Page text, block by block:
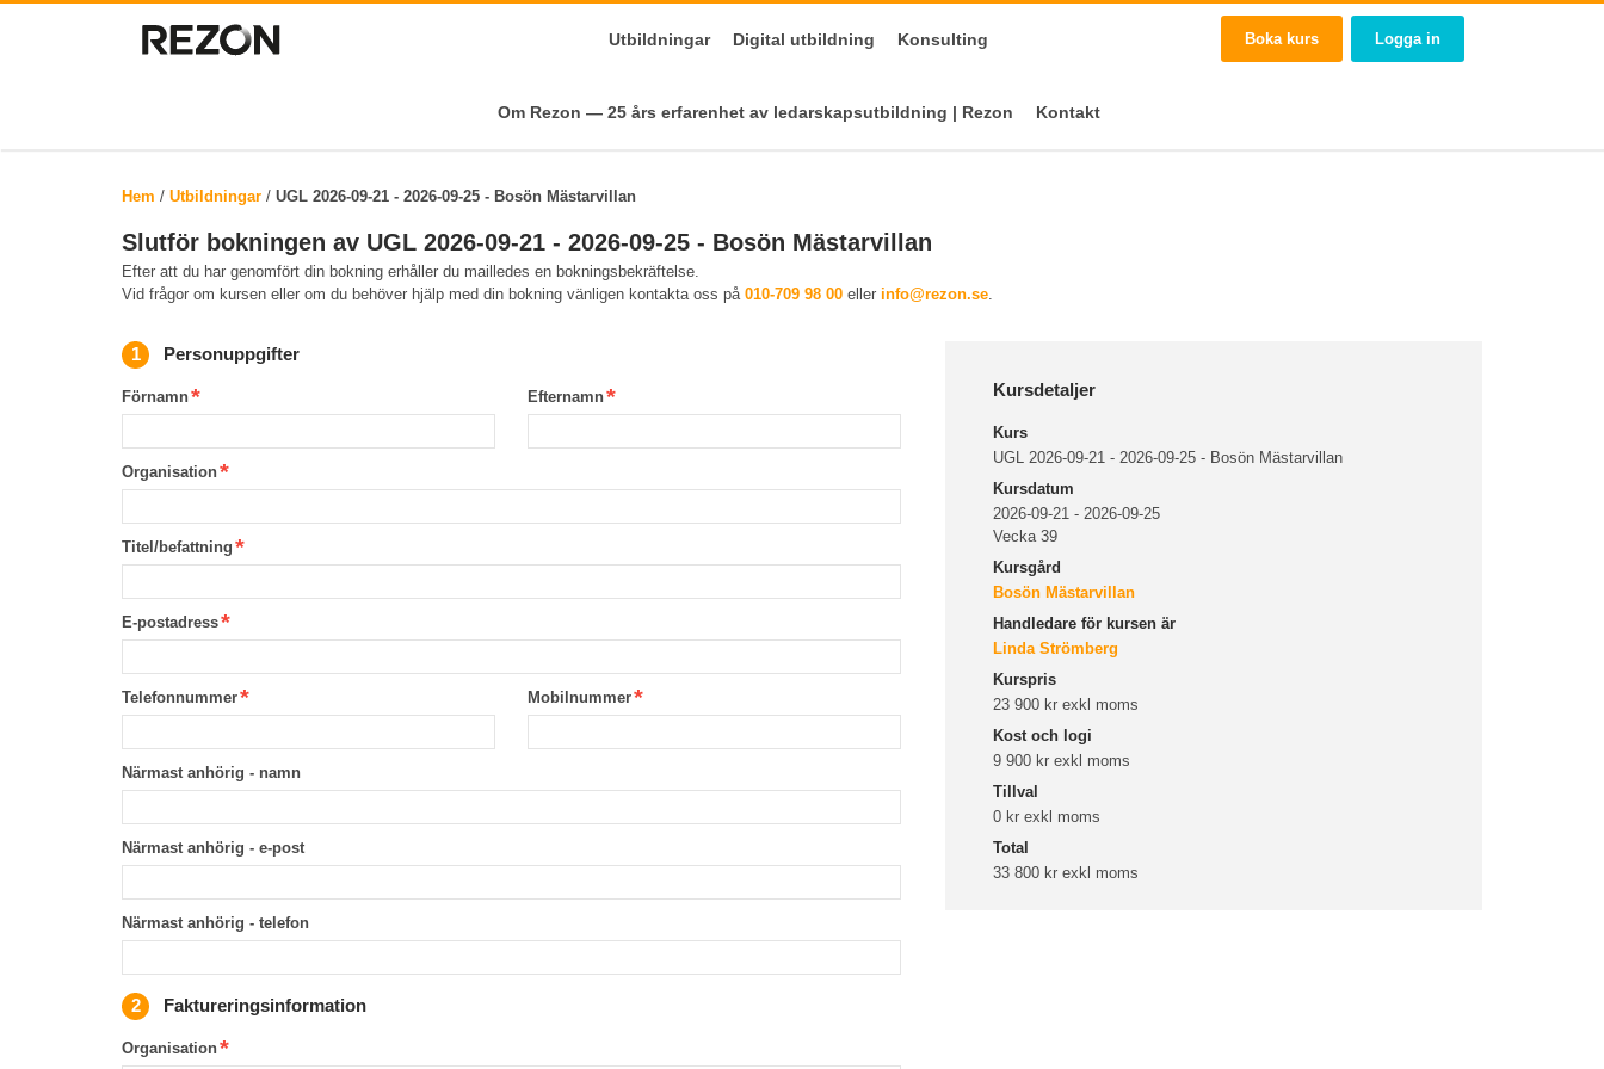
Utbildningar Digital utbildning Konsulting
Om Rezon — 25 års erfarenhet av ledarskapsutbildning | Rezon Kontakt
Boka kurs Logga in
Hem / Utbildningar / UGL 2026-09-21 - 2026-09-25 - Bosön Mästarvillan
Slutför bokningen av UGL 2026-09-21 - 2026-09-25 - Bosön Mästarvillan
Efter att du har genomfört din bokning erhåller du mailledes en bokningsbekräftelse.
Vid frågor om kursen eller om du behöver hjälp med din bokning vänligen kontakta oss på 010-709 98 00 eller info@rezon.se.
Personuppgifter
Förnamn Efternamn
Organisation
Titel/befattning
E-postadress
Telefonnummer Mobilnummer
Närmast anhörig - namn
Närmast anhörig - e-post
Närmast anhörig - telefon
Faktureringsinformation
Organisation
Kursdetaljer
Kurs
UGL 2026-09-21 - 2026-09-25 - Bosön Mästarvillan
Kursdatum
2026-09-21 - 2026-09-25
Vecka 39
Kursgård
Bosön Mästarvillan
Handledare för kursen är
Linda Strömberg
Kurspris
23 900 kr exkl moms
Kost och logi
9 900 kr exkl moms
Tillval
0 kr exkl moms
Total
33 800 kr exkl moms